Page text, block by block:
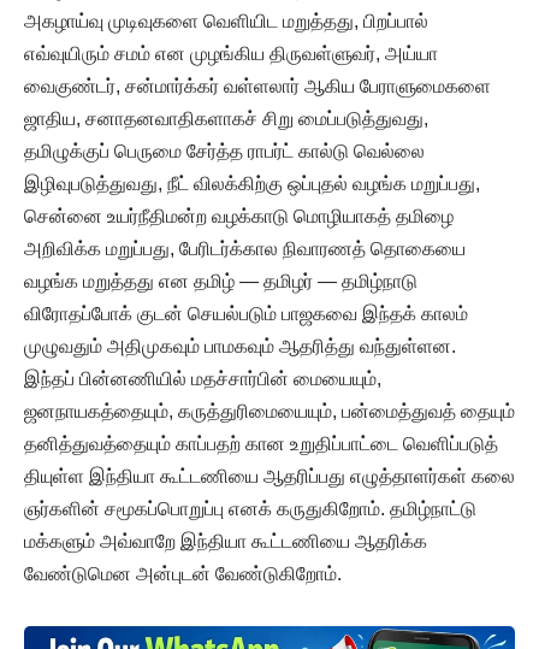
அகழாய்வு முடிவுகளை வெளியிட மறுத்தது, பிறப்பால்
எவ்வுயிரும் சமம் என முழங்கிய திருவள்ளுவர், அய்யா
வைகுண்டர், சன்மார்க்கர் வள்ளலார் ஆகிய பேராளுமைகளை
ஜாதிய, சனாதனவாதிகளாகச் சிறு மைப்படுத்துவது,
தமிழுக்குப் பெருமை சேர்த்த ராபர்ட் கால்டு வெல்லை
இழிவுபடுத்துவது, நீட் விலக்கிற்கு ஒப்புதல் வழங்க மறுப்பது,
சென்னை உயர்நீதிமன்ற வழக்காடு மொழியாகத் தமிழை
அறிவிக்க மறுப்பது, பேரிடர்க்கால நிவாரணத் தொகையை
வழங்க மறுத்தது என தமிழ் — தமிழர் — தமிழ்நாடு
விரோதப்போக் குடன் செயல்படும் பாஜகவை இந்தக் காலம்
முழுவதும் அதிமுகவும் பாமகவும் ஆதரித்து வந்துள்ளன.
இந்தப் பின்னணியில் மதச்சார்பின் மையையும்,
ஜனநாயகத்தையும், கருத்துரிமையையும், பன்மைத்துவத் தையும்
தனித்துவத்தையும் காப்பதற் கான உறுதிப்பாட்டை வெளிப்படுத்
தியுள்ள இந்தியா கூட்டணியை ஆதரிப்பது எழுத்தாளர்கள் கலை
ஞர்களின் சமூகப்பொறுப்பு எனக் கருதுகிறோம். தமிழ்நாட்டு
மக்களும் அவ்வாறே இந்தியா கூட்டணியை ஆதரிக்க
வேண்டுமென அன்புடன் வேண்டுகிறோம்.